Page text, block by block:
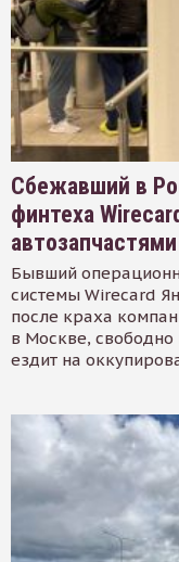
Сбежавший в
финтеха
автозапчастями
Бывший
системы Wirecard
после краха
в Москве,
ездит на